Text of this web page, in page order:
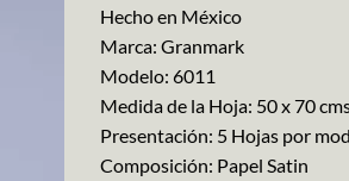
Hecho en México
Marca: Granmark
Modelo: 6011
Medida de la Hoja: 50 x 70
Presentación: 5 Hojas por
Composición: Papel Satin